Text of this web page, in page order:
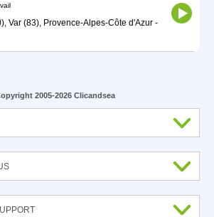
Var (83), Provence-Alpes-Côte d'Azur -
2005-2026 Clicandsea